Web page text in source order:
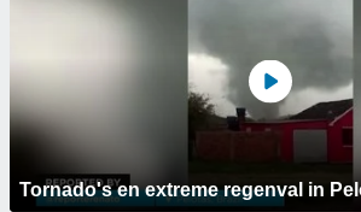
Tornado's en extreme regenval in